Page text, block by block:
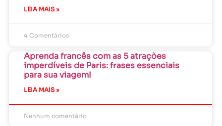
LEIA MAIS »
4 Comentários
Aprenda francês com as 5 atrações
imperdíveis de Paris: frases essenciais
para sua viagem!
LEIA MAIS »
Nenhum comentário